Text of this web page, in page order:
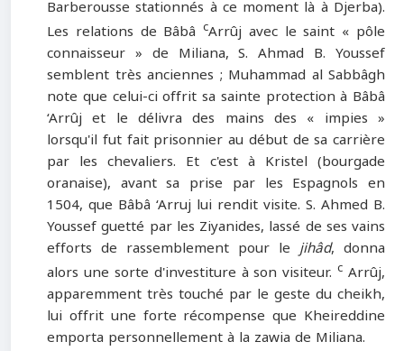
Barberousse stationnés à ce moment là à Djerba).
Les relations de BâbâcArrûj avec le saint « pôle
connaisseur » de Miliana, S. Ahmad B. Youssef
semblent très anciennes ; Muhammad al Sabbâgh
note que celui-ci offrit sa sainte protection à Bâbâ
‘Arrûj et le délivra des mains des « impies »
lorsqu'il fut fait prisonnier au début de sa carrière
par les chevaliers. Et c'est à Kristel (bourgade
oranaise), avant sa prise par les Espagnols en
1504, que Bâbâ ‘Arruj lui rendit visite. S. Ahmed B.
Youssef guetté par les Ziyanides, lassé de ses vains
efforts de rassemblement pour le jihâd, donna
alors une sorte d'investiture à son visiteur.c Arrûj,
apparemment très touché par le geste du cheikh,
lui offrit une forte récompense que Kheireddine
emporta personnellement à la zawia de Miliana.